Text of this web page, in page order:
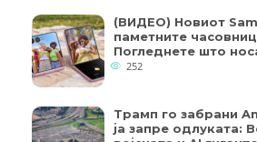
(ВИДЕО) Новиот
паметните
Погледнете што
252
Трамп го забрани
ја запре одлуката: